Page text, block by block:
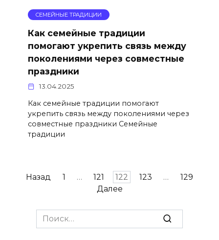
СЕМЕЙНЫЕ ТРАДИЦИИ
Как семейные традиции
помогают укрепить связь между
поколениями через совместные
праздники
13.04.2025
Как семейные традиции помогают
укрепить связь между поколениями через
совместные праздники Семейные
традиции
Пагинация
Назад 1 … 121 122 123 …
129
Далее
Search
for: